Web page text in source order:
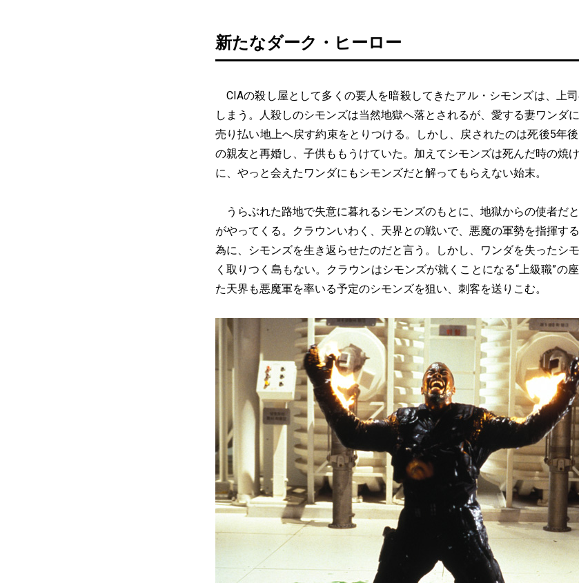
新たなダーク・ヒーロー
CIAの殺し屋として多くの要人を暗殺してきたアル・シモンズは、上
しまう。人殺しのシモンズは当然地獄へ落とされるが、愛する妻ワンダ
売り払い地上へ戻す約束をとりつける。しかし、戻されたのは死後5年
の親友と再婚し、子供ももうけていた。加えてシモンズは死んだ時の焼
に、やっと会えたワンダにもシモンズだと解ってもらえない始末。
うらぶれた路地で失意に暮れるシモンズのもとに、地獄からの使者だ
がやってくる。クラウンいわく、天界との戦いで、悪魔の軍勢を指揮す
為に、シモンズを生き返らせたのだと言う。しかし、ワンダを失ったシ
く取りつく島もない。クラウンはシモンズが就くことになる“上級職”の
た天界も悪魔軍を率いる予定のシモンズを狙い、刺客を送りこむ。